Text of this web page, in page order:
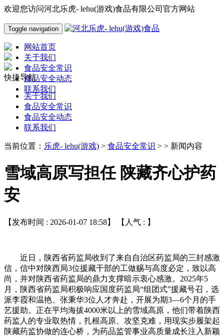
欢迎您访问河北乐虎- lehu(游戏)食品有限公司官方网站
Toggle navigation
网站首页
关于我们
食品安全常识
食品安全动态
联系我们
快捷导航
关于我们
食品安全常识
食品安全动态
联系我们
当前位置： 乐虎- lehu(游戏) > 食品安全常识 > > 新闻内容
雪域高原写担任 陕藏齐心护药
安
【发布时间 : 2026-01-07 18:58】 【人气 : 】
近日，陕西省药监局收到了来自自治区药监局的三封感激
信，信中对陕西局3位援藏干部的工做赐与高度必定，致以高
尚，并对陕西省药监局的鼎力支撑暗示衷心感激。2025年5
月，陕西省药监局积极响应国度药监局“组团式”援藏号召，选
派李霞和温艳、张秉华3位人才奔赴，开展为期3—6个月的手
艺援助。正在平均海拔4000米以上的雪域高原，他们带着陕西
药监人的专业取热情，扎根高原、攻坚克难，用现实步履架起
陕藏药监协做的连心桥，为药品监管事业高质量成长注入新颖